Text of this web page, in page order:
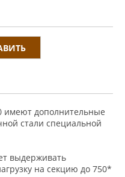
имеют дополнительные
стали специальной
выдерживать
на секцию до 750*